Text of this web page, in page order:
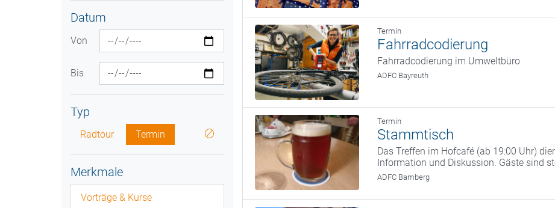
Datum
Von
Bis
Typ
Radtour Termin
Merkmale
Vorträge & Kurse
Termin
Fahrradcodierung
Fahrradcodierung im Umweltbüro
ADFC Bayreuth
Termin
Stammtisch
Das Treffen im Hofcafé (ab 19:00 Uhr)
Information und Diskussion. Gäste sind
ADFC Bamberg